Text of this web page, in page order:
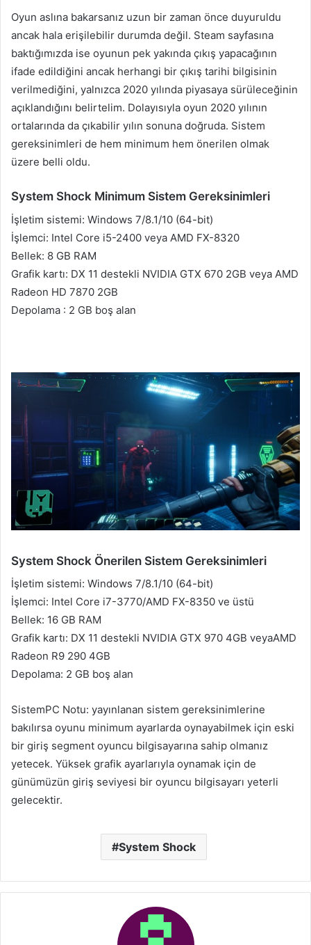
Oyun aslına bakarsanız uzun bir zaman önce duyuruldu
ancak hala erişilebilir durumda değil. Steam sayfasına
baktığımızda ise oyunun pek yakında çıkış yapacağının
ifade edildiğini ancak herhangi bir çıkış tarihi bilgisinin
verilmediğini, yalnızca 2020 yılında piyasaya sürüleceğinin
açıklandığını belirtelim. Dolayısıyla oyun 2020 yılının
ortalarında da çıkabilir yılın sonuna doğruda. Sistem
gereksinimleri de hem minimum hem önerilen olmak
üzere belli oldu.
System Shock Minimum Sistem Gereksinimleri
İşletim sistemi: Windows 7/8.1/10 (64-bit)
İşlemci: Intel Core i5-2400 veya AMD FX-8320
Bellek: 8 GB RAM
Grafik kartı: DX 11 destekli NVIDIA GTX 670 2GB veya AMD
Radeon HD 7870 2GB
Depolama : 2 GB boş alan
System Shock Önerilen Sistem Gereksinimleri
İşletim sistemi: Windows 7/8.1/10 (64-bit)
İşlemci: Intel Core i7-3770/AMD FX-8350 ve üstü
Bellek: 16 GB RAM
Grafik kartı: DX 11 destekli NVIDIA GTX 970 4GB veyaAMD
Radeon R9 290 4GB
Depolama: 2 GB boş alan
SistemPC Notu: yayınlanan sistem gereksinimlerine
bakılırsa oyunu minimum ayarlarda oynayabilmek için eski
bir giriş segment oyuncu bilgisayarına sahip olmanız
yetecek. Yüksek grafik ayarlarıyla oynamak için de
günümüzün giriş seviyesi bir oyuncu bilgisayarı yeterli
gelecektir.
System Shock